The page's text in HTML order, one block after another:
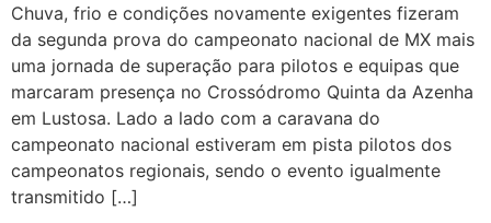
Chuva, frio e condições novamente exigentes fizeram
da segunda prova do campeonato nacional de MX mais
uma jornada de superação para pilotos e equipas que
marcaram presença no Crossódromo Quinta da Azenha
em Lustosa. Lado a lado com a caravana do
campeonato nacional estiveram em pista pilotos dos
campeonatos regionais, sendo o evento igualmente
transmitido […]